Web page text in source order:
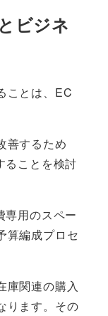
ビジネ
ことは、EC
善するため
ることを検討
専用のスペー
算編成プロセ
庫関連の購入
ります。その